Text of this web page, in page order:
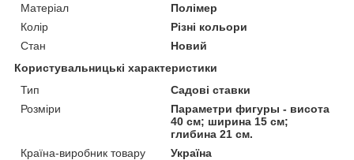
Матеріал
Полімер
Колір
Різні кольори
Стан
Новий
Користувальницькі характеристики
Тип
Садові ставки
Розміри
Параметри фигуры - висота
40 см; ширина 15 см;
глибина 21 см.
Країна-виробник товару
Україна